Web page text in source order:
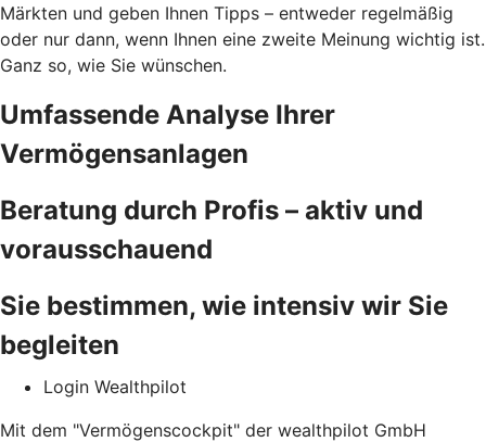
Märkten und geben Ihnen Tipps – entweder regelmäßig
oder nur dann, wenn Ihnen eine zweite Meinung wichtig ist.
Ganz so, wie Sie wünschen.
Umfassende Analyse Ihrer
Vermögensanlagen
Beratung durch Profis – aktiv und
vorausschauend
Sie bestimmen, wie intensiv wir Sie
begleiten
Login Wealthpilot
Mit dem "Vermögenscockpit" der wealthpilot GmbH